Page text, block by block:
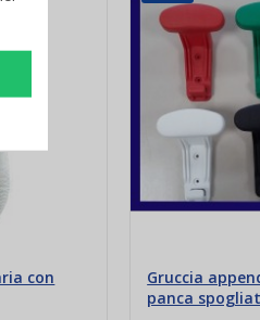
con
Gruccia
panca